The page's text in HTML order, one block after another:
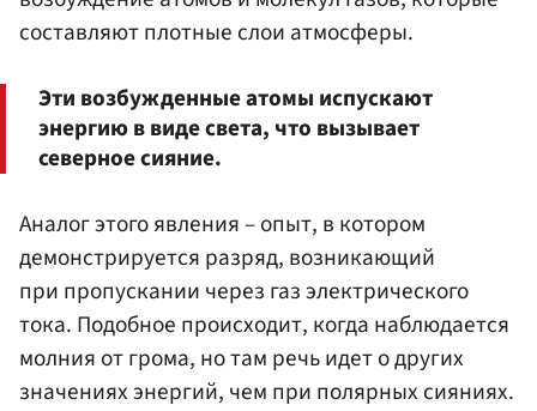
составляют плотные слои атмосферы.
Эти возбужденные атомы испускают
энергию в виде света, что вызывает
северное сияние.
Аналог этого явления – опыт, в котором
демонстрируется разряд, возникающий
при пропускании через газ электрического
тока. Подобное происходит, когда наблюдается
молния от грома, но там речь идет о других
значениях энергий, чем при полярных сияниях.